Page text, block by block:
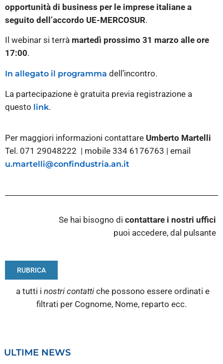
opportunità di business per le imprese italiane a
seguito dell’accordo UE-MERCOSUR.
Il webinar si terrà martedì prossimo 31 marzo alle ore
17:00.
In allegato il programma dell’incontro.
La partecipazione è gratuita previa registrazione a
questo link.
Per maggiori informazioni contattare Umberto Martelli
Tel. 071 29048222 | mobile 334 6176763 | email
u.martelli@confindustria.an.it
Se hai bisogno di contattare i nostri uffici
puoi accedere, dal pulsante
RUBRICA
a tutti i nostri contatti che possono essere ordinati e
filtrati per Cognome, Nome, reparto ecc.
ULTIME NEWS